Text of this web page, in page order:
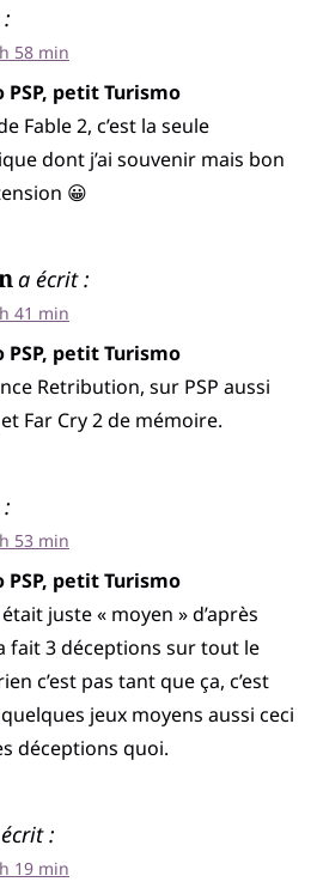
58 min
PSP, petit Turismo
Fable 2, c’est la seule
dont j’ai souvenir mais bon
😀
a écrit :
41 min
PSP, petit Turismo
Retribution, sur PSP aussi
Far Cry 2 de mémoire.
53 min
PSP, petit Turismo
juste « moyen » d’après
fait 3 déceptions sur tout le
c’est pas tant que ça, c’est
jeux moyens aussi ceci
déceptions quoi.
:
19 min